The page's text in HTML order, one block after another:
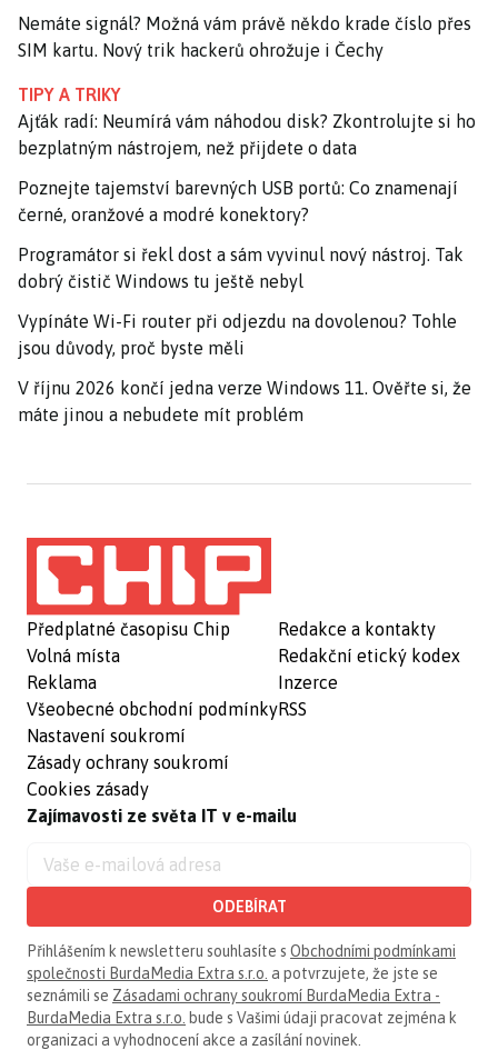
Nemáte signál? Možná vám právě někdo krade číslo přes
SIM kartu. Nový trik hackerů ohrožuje i Čechy
TIPY A TRIKY
Ajťák radí: Neumírá vám náhodou disk? Zkontrolujte si ho
bezplatným nástrojem, než přijdete o data
Poznejte tajemství barevných USB portů: Co znamenají
černé, oranžové a modré konektory?
Programátor si řekl dost a sám vyvinul nový nástroj. Tak
dobrý čistič Windows tu ještě nebyl
Vypínáte Wi-Fi router při odjezdu na dovolenou? Tohle
jsou důvody, proč byste měli
V říjnu 2026 končí jedna verze Windows 11. Ověřte si, že
máte jinou a nebudete mít problém
Předplatné časopisu Chip
Volná místa
Reklama
Všeobecné obchodní podmínky
Nastavení soukromí
Zásady ochrany soukromí
Cookies zásady
Redakce a kontakty
Redakční etický kodex
Inzerce
RSS
Zajímavosti ze světa IT v e-mailu
ODEBÍRAT
Přihlášením k newsletteru souhlasíte s Obchodními podmínkami
společnosti BurdaMedia Extra s.r.o. a potvrzujete, že jste se
seznámili se Zásadami ochrany soukromí BurdaMedia Extra -
BurdaMedia Extra s.r.o. bude s Vašimi údaji pracovat zejména k
organizaci a vyhodnocení akce a zasílání novinek.